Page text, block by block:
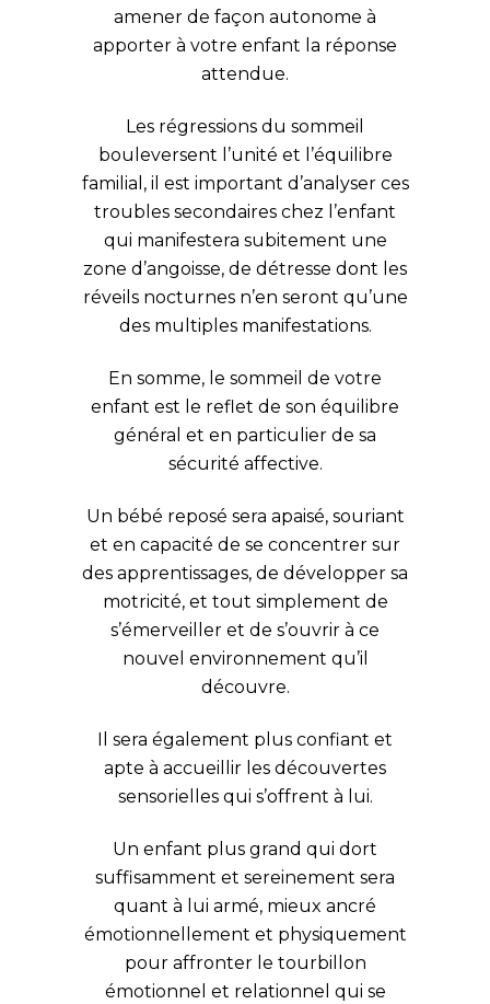
amener de façon autonome à
apporter à votre enfant la réponse
attendue.
Les régressions du sommeil
bouleversent l’unité et l’équilibre
familial, il est important d’analyser ces
troubles secondaires chez l’enfant
qui manifestera subitement une
zone d’angoisse, de détresse dont les
réveils nocturnes n’en seront qu’une
des multiples manifestations.
En somme, le sommeil de votre
enfant est le reflet de son équilibre
général et en particulier de sa
sécurité affective.
Un bébé reposé sera apaisé, souriant
et en capacité de se concentrer sur
des apprentissages, de développer sa
motricité, et tout simplement de
s’émerveiller et de s’ouvrir à ce
nouvel environnement qu’il
découvre.
Il sera également plus confiant et
apte à accueillir les découvertes
sensorielles qui s’offrent à lui.
Un enfant plus grand qui dort
suffisamment et sereinement sera
quant à lui armé, mieux ancré
émotionnellement et physiquement
pour affronter le tourbillon
émotionnel et relationnel qui se